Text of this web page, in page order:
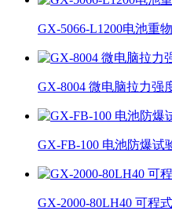
GX-5066-L1200电池重
GX-8004 微电脑拉力强
GX-FB-100 电池防爆试
GX-2000-80LH40 可程